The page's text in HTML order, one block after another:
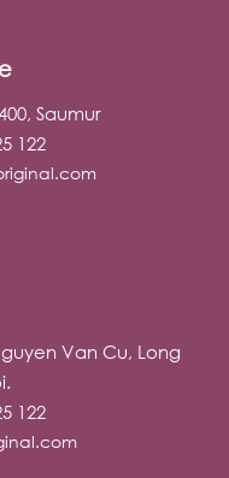
Saumur
122
Van Cu, Long
122